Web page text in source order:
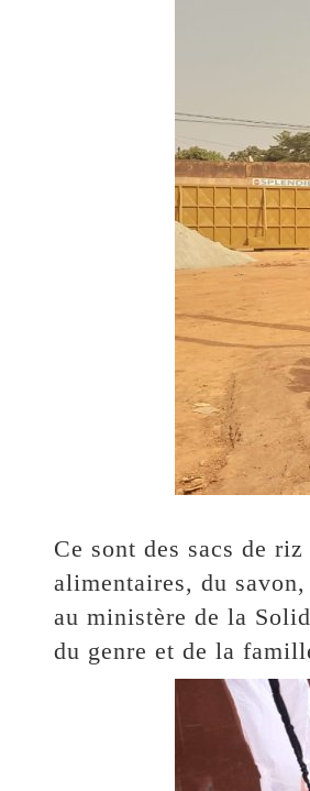
Ce sont des sacs de
alimentaires, du
au ministère de la
du genre et de la